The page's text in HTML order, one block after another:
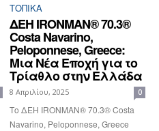
ΤΟΠΙΚΑ
ΔΕΗ IRONMAN® 70.3®
Costa Navarino,
Peloponnese, Greece:
Μια Νέα Εποχή για το
Τρίαθλο στην Ελλάδα
8 Απριλίου, 2025 0
Το ΔΕΗ IRONMAN® 70.3® Costa
Navarino, Peloponnese, Greece